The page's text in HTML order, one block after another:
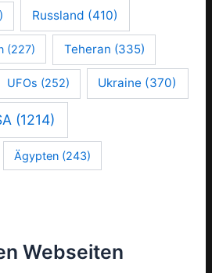
Russland (410)
(227) Teheran (335)
UFOs (252) Ukraine (370)
(1214)
Ägypten (243)
Webseiten